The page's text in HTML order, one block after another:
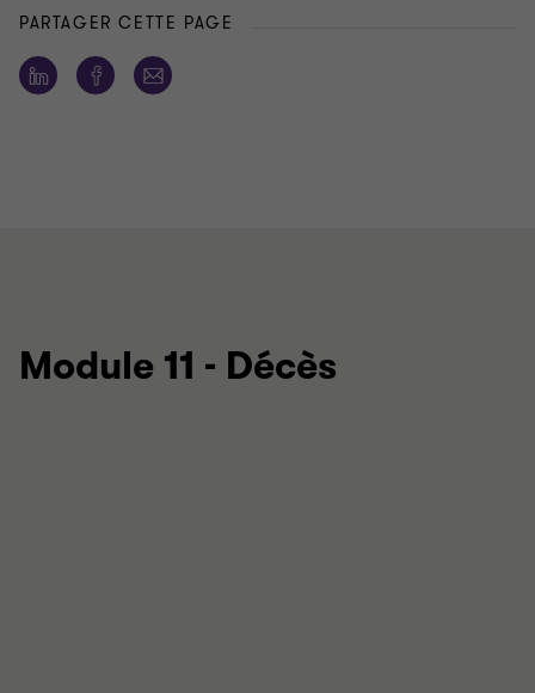
PARTAGER CETTE PAGE
Module 11 - Décès